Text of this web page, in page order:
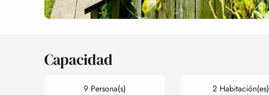
Capacidad
9 Persona(s) 2 Habitación(es)